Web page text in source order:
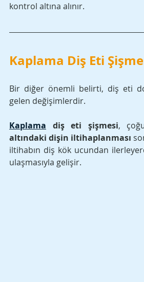
kontrol altına alınır.
Kaplama Diş Eti
Bir diğer önemli belirti, diş eti
gelen değişimlerdir.
Kaplama diş eti şişmesi,
altındaki dişin iltihaplanması
iltihabın diş kök ucundan
ulaşmasıyla gelişir.